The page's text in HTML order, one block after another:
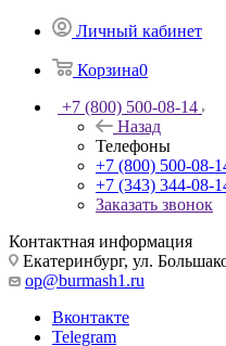
Личный кабинет
Корзина0
+7 (800) 500-08-14
Назад
Телефоны
+7 (800) 500-08-
+7 (343) 344-08-
Заказать звонок
Контактная информация
Екатеринбург, ул.
op@burmash1.ru
Вконтакте
Telegram